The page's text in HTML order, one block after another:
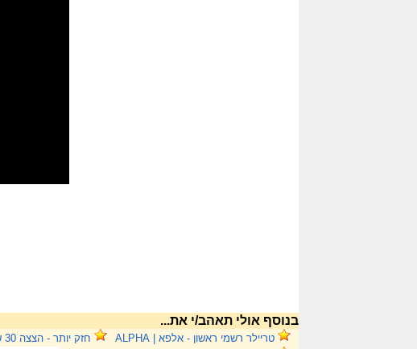
בנוסף אולי תאהב/י את...
טריילר רשמי ראשון - אלפא | ALPHA חזק יותר - הצצה 30 שניות - 5.10 בקולנוע